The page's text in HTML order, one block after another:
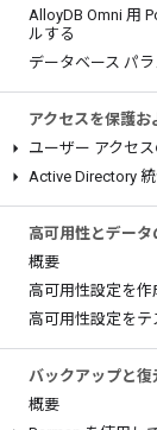
AlloyDB Omni 用
ルする
データベース パ
アクセスを保護お
ユーザー アクセ
Active Directory
高可用性とデータ
概要
高可用性設定を作
高可用性設定をテ
バックアップと復
概要